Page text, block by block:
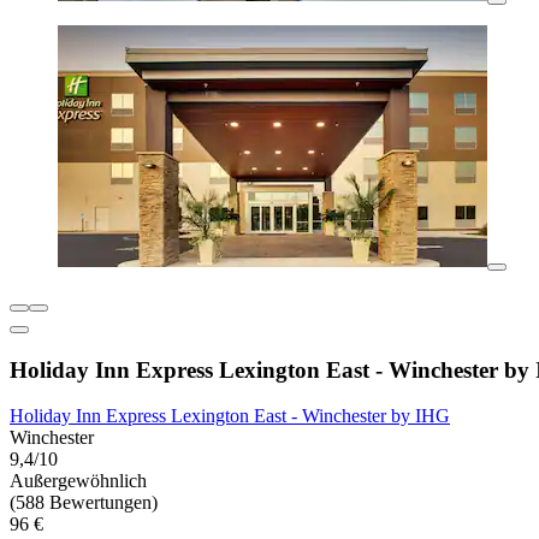
Holiday Inn Express Lexington East - Winchester by
Holiday Inn Express Lexington East - Winchester by IHG
Winchester
9,4/10
Außergewöhnlich
(588 Bewertungen)
96 €